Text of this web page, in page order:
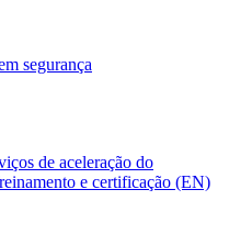
segurança
de aceleração do
e certificação (EN)